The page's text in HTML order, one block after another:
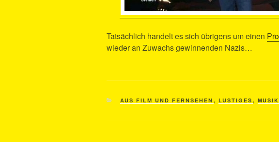
Tatsächlich handelt es sich übrigens um einen
wieder an Zuwachs gewinnenden Nazis…
KATEGORIEN
AUS FILM UND FERNSEHEN , LUSTIGES ,